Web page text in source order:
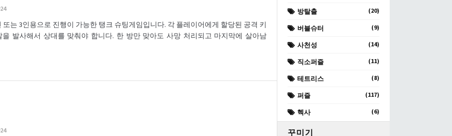
또는 3인용으로 진행이 가능한 탱크 슈팅게임입니다. 각 플레이어에게 할당된 공격 키
을 발사해서 상대를 맞춰야 합니다. 한 방만 맞아도 사망 처리되고 마지막에 살아남
방탈출 (20)
버블슈터 (9)
사천성 (14)
직소퍼즐 (11)
테트리스 (8)
퍼즐 (117)
헥사 (6)
꾸미기